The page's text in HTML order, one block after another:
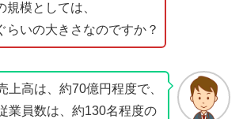
規模としては、
らいの大きさなのですか？
上高は、約70億円程度で、
業員数は、約130名程度の